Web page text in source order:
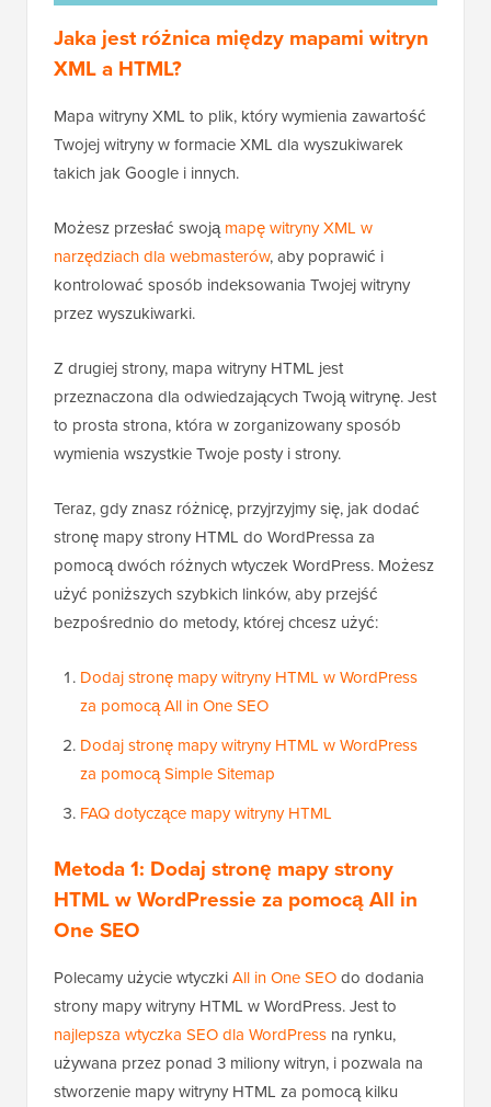
Jaka jest różnica między mapami witryn
XML a HTML?
Mapa witryny XML to plik, który wymienia zawartość
Twojej witryny w formacie XML dla wyszukiwarek
takich jak Google i innych.
Możesz przesłać swojąmapę witryny XML w
narzędziach dla webmasterów, aby poprawić i
kontrolować sposób indeksowania Twojej witryny
przez wyszukiwarki.
Z drugiej strony, mapa witryny HTML jest
przeznaczona dla odwiedzających Twoją witrynę. Jest
to prosta strona, która w zorganizowany sposób
wymienia wszystkie Twoje posty i strony.
Teraz, gdy znasz różnicę, przyjrzyjmy się, jak dodać
stronę mapy strony HTML do WordPressa za
pomocą dwóch różnych wtyczek WordPress. Możesz
użyć poniższych szybkich linków, aby przejść
bezpośrednio do metody, której chcesz użyć:
Dodaj stronę mapy witryny HTML w WordPress
za pomocą All in One SEO
Dodaj stronę mapy witryny HTML w WordPress
za pomocą Simple Sitemap
FAQ dotyczące mapy witryny HTML
Metoda 1: Dodaj stronę mapy strony
HTML w WordPressie za pomocą All in
One SEO
Polecamy użycie wtyczkiAll in One SEOdo dodania
strony mapy witryny HTML w WordPress. Jest to
najlepsza wtyczka SEO dla WordPress na rynku,
używana przez ponad 3 miliony witryn, i pozwala na
stworzenie mapy witryny HTML za pomocą kilku